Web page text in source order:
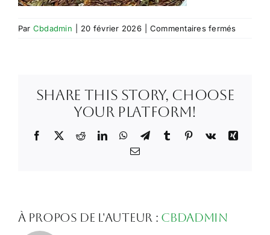
Par Cbdadmin 20 février 2026 Commentaires ferméssur
Share This Story, Choose
Your Platform!
Facebook
X RedditLinkedInWhatsApp
TelegramTumblr Pinterest
Vk
Xing
Email
À propos de l'auteur : Cbdadmin